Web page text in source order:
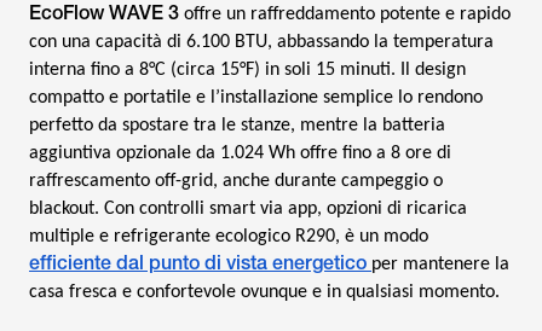
EcoFlow WAVE 3 offre un raffreddamento potente e rapido
con una capacità di 6.100 BTU, abbassando la temperatura
interna fino a 8°C (circa 15°F) in soli 15 minuti. Il design
compatto e portatile e l’installazione semplice lo rendono
perfetto da spostare tra le stanze, mentre la batteria
aggiuntiva opzionale da 1.024 Wh offre fino a 8 ore di
raffrescamento off-grid, anche durante campeggio o
blackout. Con controlli smart via app, opzioni di ricarica
multiple e refrigerante ecologico R290, è un modo
efficiente dal punto di vista energetico per mantenere la
casa fresca e confortevole ovunque e in qualsiasi momento.